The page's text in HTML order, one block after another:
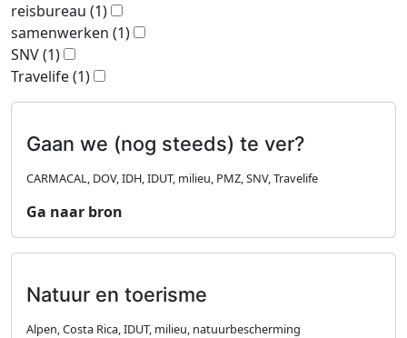
reisbureau (1)
samenwerken (1)
SNV(1)
Travelife(1)
Gaan we (nog steeds) te ver?
CARMACAL, DOV, IDH, IDUT, milieu, PMZ, SNV, Travelife
Ga naar bron
Natuur en toerisme
Alpen, Costa Rica, IDUT, milieu, natuurbescherming